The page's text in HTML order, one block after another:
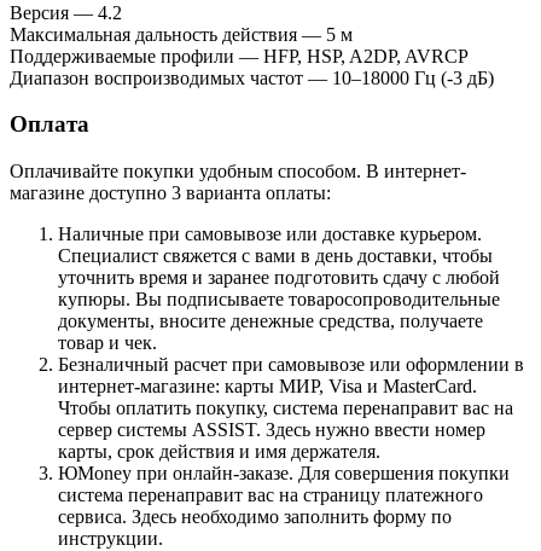
Версия — 4.2
Максимальная дальность действия — 5 м
Поддерживаемые профили — HFP, HSP, A2DP, AVRCP
Диапазон воспроизводимых частот — 10–18000 Гц (-3 дБ)
Оплата
Оплачивайте покупки удобным способом. В интернет-
магазине доступно 3 варианта оплаты:
Наличные при самовывозе или доставке курьером.
Специалист свяжется с вами в день доставки, чтобы
уточнить время и заранее подготовить сдачу с любой
купюры. Вы подписываете товаросопроводительные
документы, вносите денежные средства, получаете
товар и чек.
Безналичный расчет при самовывозе или оформлении в
интернет-магазине: карты МИР, Visa и MasterCard.
Чтобы оплатить покупку, система перенаправит вас на
сервер системы ASSIST. Здесь нужно ввести номер
карты, срок действия и имя держателя.
ЮMoney при онлайн-заказе. Для совершения покупки
система перенаправит вас на страницу платежного
сервиса. Здесь необходимо заполнить форму по
инструкции.